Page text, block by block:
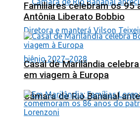
Câmara de Rio Bananal
Familiares celebram os 95
Antônia Liberato Bobbio
Casal de Marilândia
em viagem à Europa